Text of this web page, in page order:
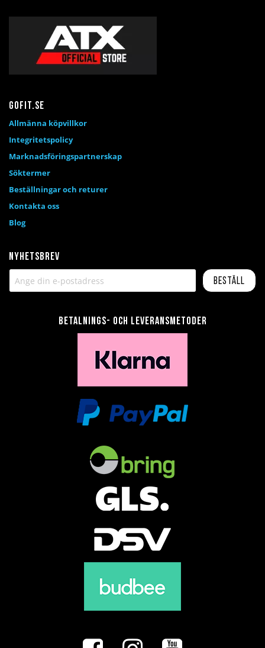
Nyhetsbrev
Beställ
Betalnings- och leveransmetoder
Gofit.se
Allmänna köpvillkor
Integritetspolicy
Marknadsföringspartnerskap
Söktermer
Beställningar och returer
Kontakta oss
Blog